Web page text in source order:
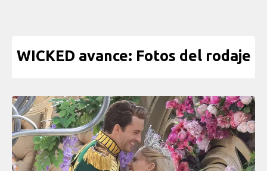
WICKED avance: Fotos del rodaje